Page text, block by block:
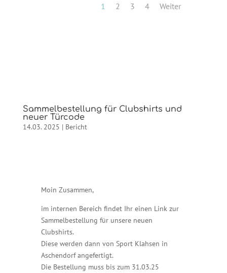
1 2 3 4 Weiter
Sammelbestellung für Clubshirts und
neuer Türcode
14.03. 2025 | Bericht
Moin Zusammen,
im internen Bereich findet Ihr einen Link zur
Sammelbestellung für unsere neuen
Clubshirts.
Diese werden dann von Sport Klahsen in
Aschendorf angefertigt.
Die Bestellung muss bis zum 31.03.25